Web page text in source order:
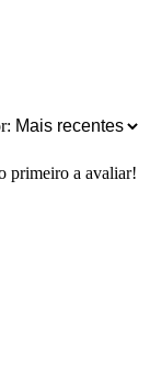
primeiro a avaliar!